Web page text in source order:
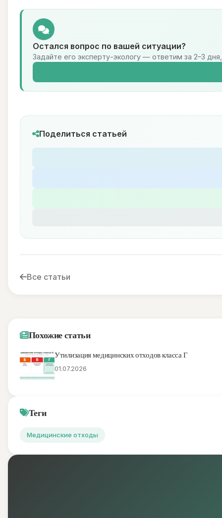
Остался вопрос по вашей ситуации?
Задайте его эксперту-экологу — ответим за 2–3
Поделиться статьей
Все статьи
Похожие статьи
Утилизация медицинских отходов класса Г
01.07.2026
Теги
Медицинские отходы